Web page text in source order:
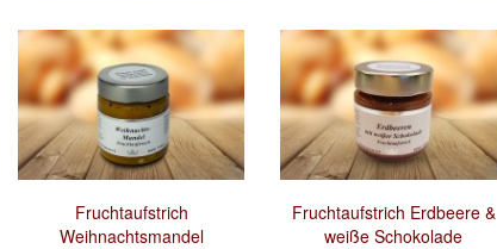
Fruchtaufstrich
Weihnachtsmandel
Fruchtaufstrich Erdbeere &
weiße Schokolade